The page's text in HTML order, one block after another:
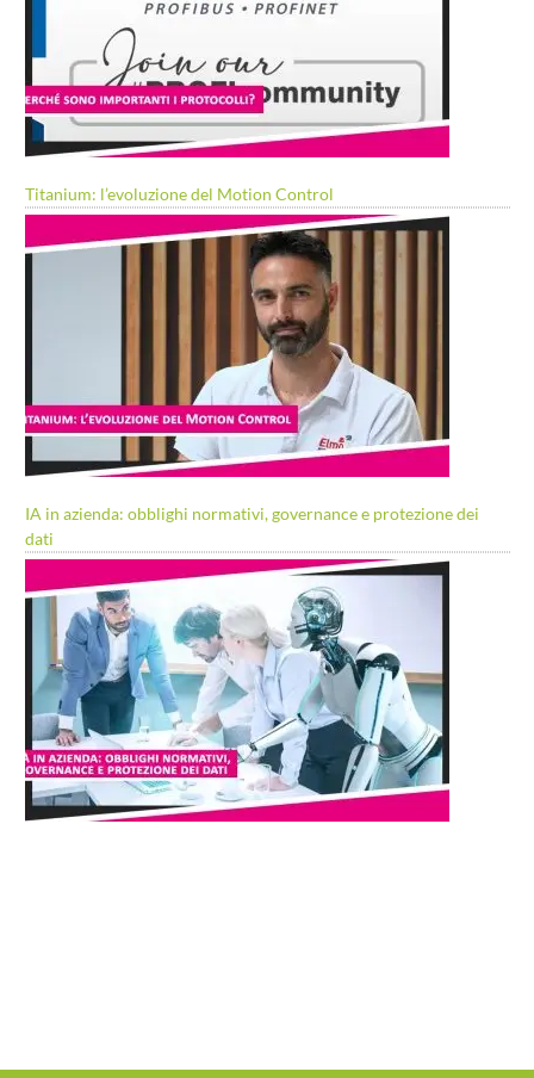
Titanium: l’evoluzione del Motion Control
IA in azienda: obblighi normativi, governance e protezione dei
dati